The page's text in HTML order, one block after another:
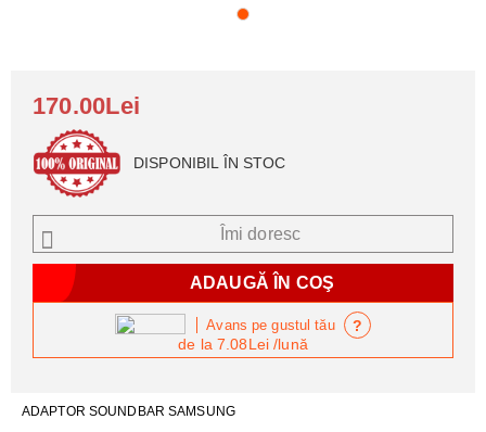
ADAPTOR SOUNDBAR SAMSUNG
170.00Lei
DISPONIBIL ÎN STOC
Îmi doresc
de la 7.08Lei/lună
Avans pe gustul tău ?